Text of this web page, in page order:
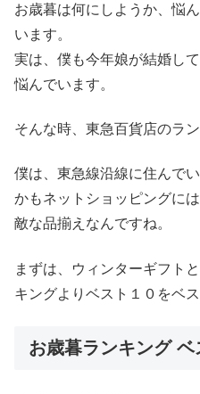
お歳暮は何にしようか、悩
います。
実は、僕も今年娘が結婚し
悩んでいます。
そんな時、東急百貨店のラ
僕は、東急線沿線に住んで
かもネットショッピングに
敵な品揃えなんですね。
まずは、ウィンターギフト
キングよりベスト１０をベ
お歳暮ランキング ベ